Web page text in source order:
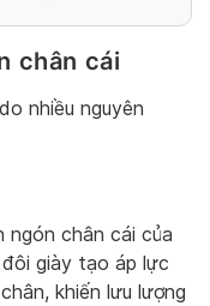
chân cái
nhiều nguyên
chân cái của
giày tạo áp lực
khiến lưu lượng